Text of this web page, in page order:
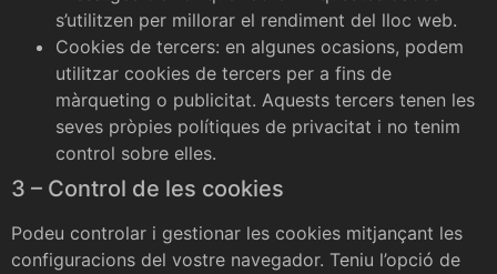
s’utilitzen per millorar el rendiment del lloc web.
Cookies de tercers: en algunes ocasions, podem
utilitzar cookies de tercers per a fins de
màrqueting o publicitat. Aquests tercers tenen les
seves pròpies polítiques de privacitat i no tenim
control sobre elles.
3 – Control de les cookies
Podeu controlar i gestionar les cookies mitjançant les
configuracions del vostre navegador. Teniu l’opció de